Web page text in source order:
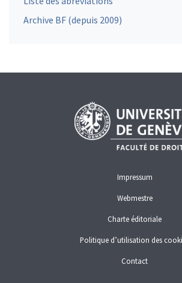
Archive BF (depuis 2009)
Impressum
Webmestre
Charte éditoriale
Politique d’utilisation des
Contact